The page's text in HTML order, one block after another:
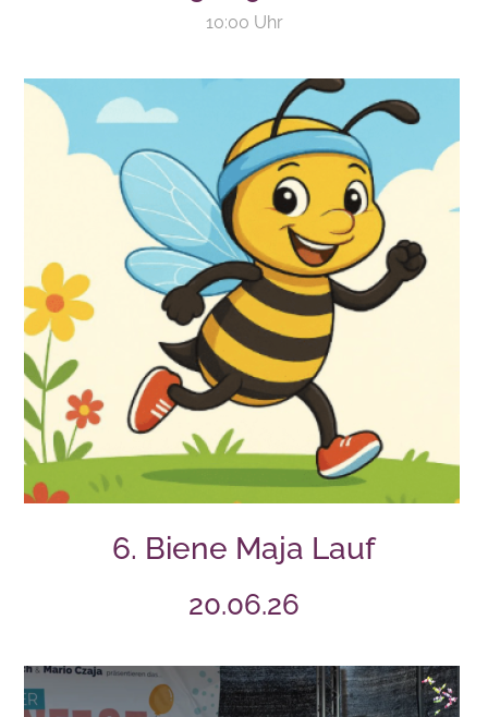
10:00 Uhr
6. Biene Maja Lauf
20.06.26